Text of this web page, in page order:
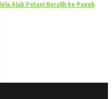
Ajak Petani Beralih ke Pupuk